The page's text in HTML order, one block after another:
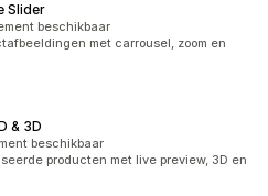
Slider
beschikbaar
met carrousel, zoom en
& 3D
beschikbaar
producten met live preview, 3D en